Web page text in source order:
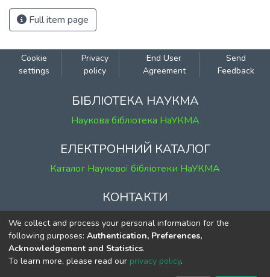
Full item page
Cookie
settings
Privacy
policy
End User
Agreement
Send
Feedback
БІБЛІОТЕКА НАУКМА
Наукова бібліотека НаУКМА
ЕЛЕКТРОННИЙ КАТАЛОГ
Каталог Наукової бібліотеки НаУКМА
КОНТАКТИ
м. Київ, вул. Григорія Сковороди, 2
к. 1, к. 120
тел. (044) 463-69-31
ekmair@ukma.edu.ua
We collect and process your personal information for the
following purposes: Authentication, Preferences,
Acknowledgement and Statistics.
To learn more, please read our privacy policy.